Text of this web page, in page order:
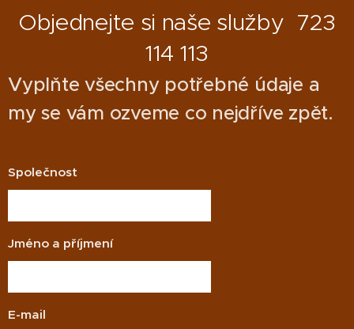
Objednejte si naše služby 723
114 113
Vyplňte všechny potřebné údaje a
my se vám ozveme co nejdříve zpět.
Společnost
Jméno a příjmení
E-mail